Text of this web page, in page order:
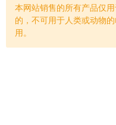
本网站销售的所有产品仅
的，不可用于人类或动物
用。